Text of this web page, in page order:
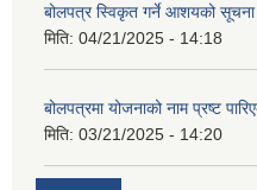
बोलपत्र स्विकृत गर्ने आशयको
मिति: 04/21/2025 - 14:18
बोलपत्रमा योजनाको नाम प्रष्ट
मिति: 03/21/2025 - 14:20